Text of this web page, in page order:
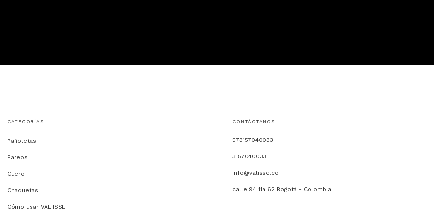
CATEGORÍAS
Pañoletas
Pareos
Cuero
Chaquetas
Cómo usar VALIISSE
CONTÁCTANOS
573157040033
3157040033
info@valisse.co
calle 94 11a 62 Bogotá - Colombia